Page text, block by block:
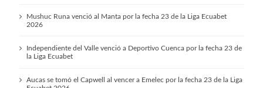
Mushuc Runa venció al Manta por la fecha 23 de la Liga Ecuabet
2026
Independiente del Valle venció a Deportivo Cuenca por la fecha 23 de
la Liga Ecuabet
Aucas se tomó el Capwell al vencer a Emelec por la fecha 23 de la Liga